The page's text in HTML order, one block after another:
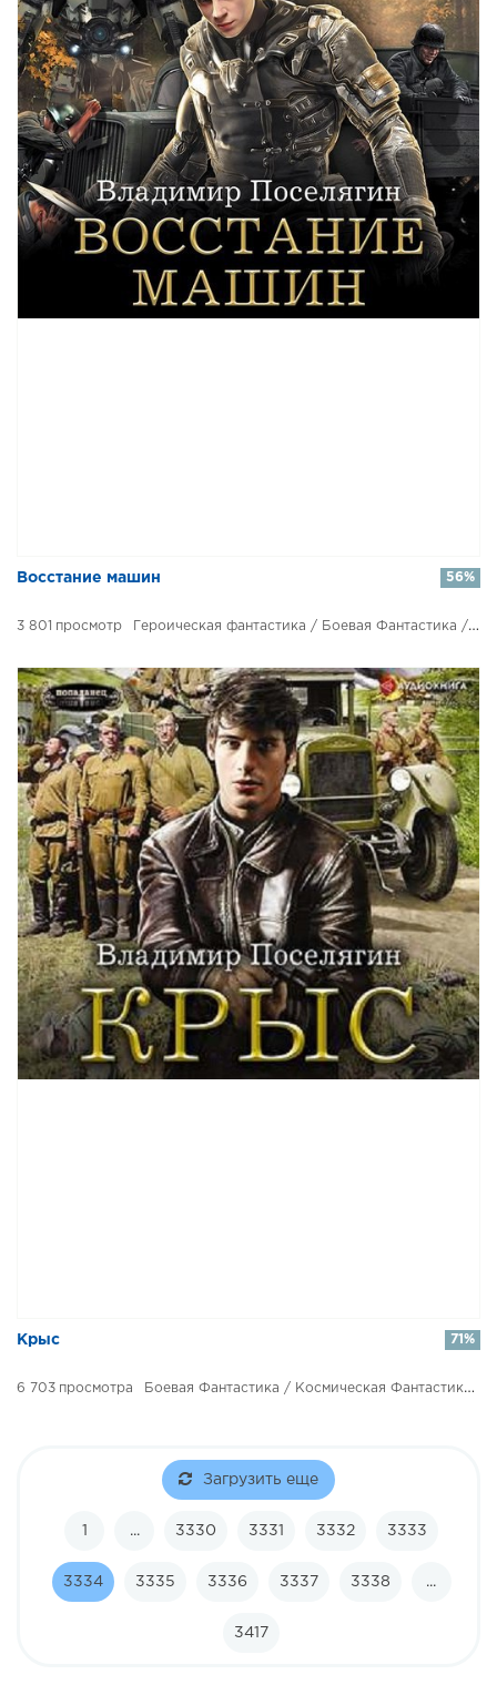
​​Восстание машин
3 801 Героическая фантастика / Боевая Фантастика / Космическая Фантастика
56%
​​Крыс
6 703 Боевая Фантастика / Космическая Фантастика / Попаданцы
71%
Загрузить еще
1 ... 3330 3331 3332 3333
3334 3335 3336 3337 3338 ...
3417